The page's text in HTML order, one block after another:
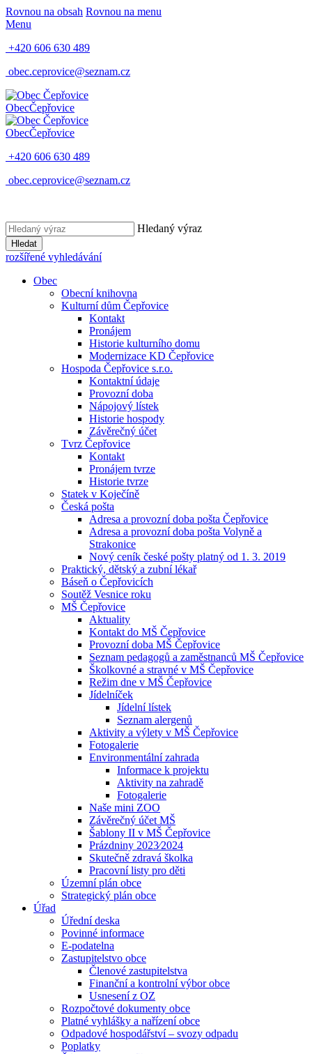
Rovnou na obsah Rovnou na menu
Menu
+420 606 630 489
obec.ceprovice@seznam.cz
ObecČepřovice
ObecČepřovice
+420 606 630 489
obec.ceprovice@seznam.cz
Hledaný výraz
Hledat
rozšířené vyhledávání
Obec
Obecní knihovna
Kulturní dům Čepřovice
Kontakt
Pronájem
Historie kulturního domu
Modernizace KD Čepřovice
Hospoda Čepřovice s.r.o.
Kontaktní údaje
Provozní doba
Nápojový lístek
Historie hospody
Závěrečný účet
Tvrz Čepřovice
Kontakt
Pronájem tvrze
Historie tvrze
Statek v Koječíně
Česká pošta
Adresa a provozní doba pošta Čepřovice
Adresa a provozní doba pošta Volyně a
Strakonice
Nový ceník české pošty platný od 1. 3. 2019
Praktický, dětský a zubní lékař
Báseň o Čepřovicích
Soutěž Vesnice roku
MŠ Čepřovice
Aktuality
Kontakt do MŠ Čepřovice
Provozní doba MŠ Čepřovice
Seznam pedagogů a zaměstnanců MŠ Čepřovice
Školkovné a stravné v MŠ Čepřovice
Režim dne v MŠ Čepřovice
Jídelníček
Jídelní lístek
Seznam alergenů
Aktivity a výlety v MŠ Čepřovice
Fotogalerie
Environmentální zahrada
Informace k projektu
Aktivity na zahradě
Fotogalerie
Naše mini ZOO
Závěrečný účet MŠ
Šablony II v MŠ Čepřovice
Prázdniny 2023⁄2024
Skutečně zdravá školka
Pracovní listy pro děti
Územní plán obce
Strategický plán obce
Úřad
Úřední deska
Povinné informace
E-podatelna
Zastupitelstvo obce
Členové zastupitelstva
Finanční a kontrolní výbor obce
Usnesení z OZ
Rozpočtové dokumenty obce
Platné vyhlášky a nařízení obce
Odpadové hospodářství – svozy odpadu
Poplatky